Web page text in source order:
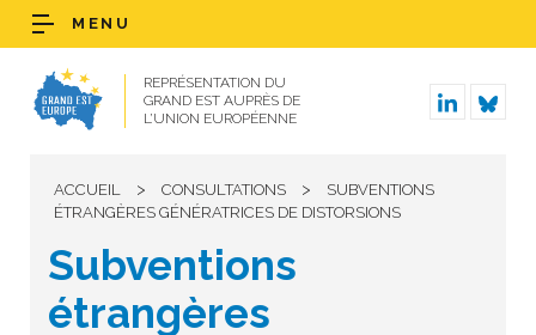
REPRÉSENTATION DU
GRAND EST AUPRÈS DE
L’UNION EUROPÉENNE
MENU
ACCUEIL > CONSULTATIONS >
SUBVENTIONS
ÉTRANGÈRES GÉNÉRATRICES DE DISTORSIONS
Subventions
étrangères